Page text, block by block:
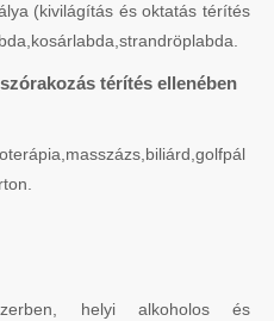
(kivilágítás és oktatás térítés
térítés ellenében
helyi alkoholos és